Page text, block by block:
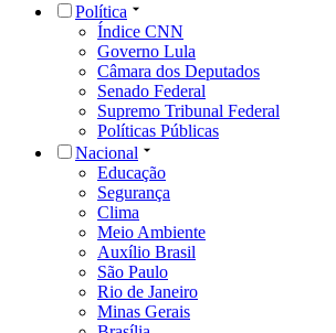
Política
Índice CNN
Governo Lula
Câmara dos Deputados
Senado Federal
Supremo Tribunal Federal
Políticas Públicas
Nacional
Educação
Segurança
Clima
Meio Ambiente
Auxílio Brasil
São Paulo
Rio de Janeiro
Minas Gerais